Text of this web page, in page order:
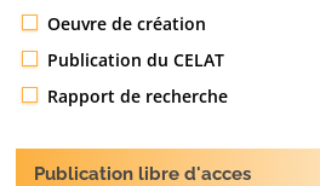
Oeuvre de création
Publication du CELAT
Rapport de recherche
Publication libre d'acces